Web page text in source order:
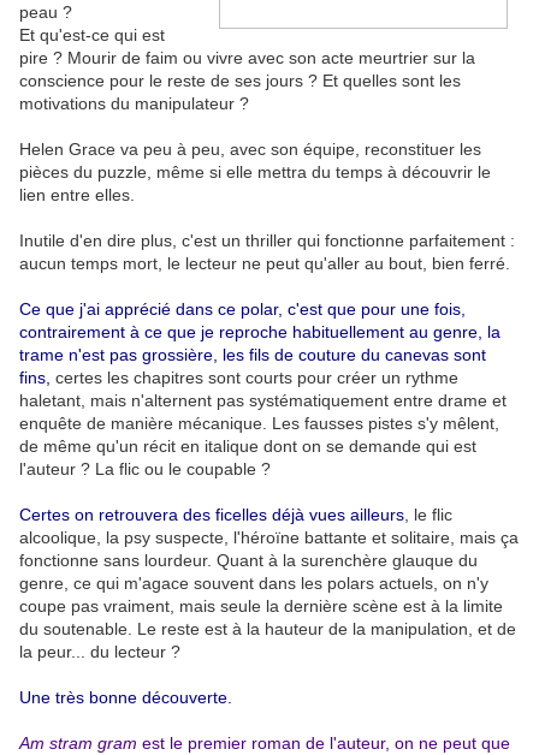
peau ?
Et qu'est-ce qui est
pire ? Mourir de faim ou vivre avec son acte meurtrier sur la
conscience pour le reste de ses jours ? Et quelles sont les
motivations du manipulateur ?
Helen Grace va peu à peu, avec son équipe, reconstituer les
pièces du puzzle, même si elle mettra du temps à découvrir le
lien entre elles.
Inutile d'en dire plus, c'est un thriller qui fonctionne parfaitement :
aucun temps mort, le lecteur ne peut qu'aller au bout, bien ferré.
Ce que j'ai apprécié dans ce polar, c'est que pour une fois,
contrairement à ce que je reproche habituellement au genre, la
trame n'est pas grossière, les fils de couture du canevas sont
fins, certes les chapitres sont courts pour créer un rythme
haletant, mais n'alternent pas systématiquement entre drame et
enquête de manière mécanique. Les fausses pistes s'y mêlent,
de même qu'un récit en italique dont on se demande qui est
l'auteur ? La flic ou le coupable ?
Certes on retrouvera des ficelles déjà vues ailleurs , le flic
alcoolique, la psy suspecte, l'héroïne battante et solitaire, mais ça
fonctionne sans lourdeur. Quant à la surenchère glauque du
genre, ce qui m'agace souvent dans les polars actuels, on n'y
coupe pas vraiment, mais seule la dernière scène est à la limite
du soutenable. Le reste est à la hauteur de la manipulation, et de
la peur... du lecteur ?
Une très bonne découverte.
Am stram gram est le premier roman de l'auteur, on ne peut que